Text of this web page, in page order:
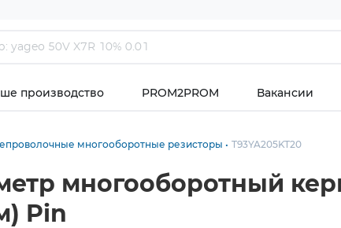
производство PROM2PROM Вакансии
многооборотные резисторы T93YA205KT20
многооборотный
Pin